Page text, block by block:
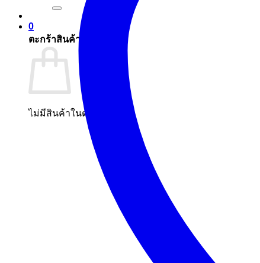
0
ตะกร้าสินค้า
ไม่มีสินค้าในตะกร้า